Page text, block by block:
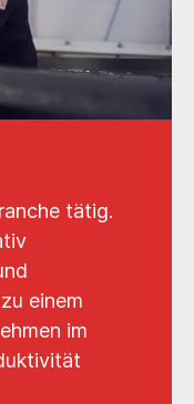
tätig.
einem
im